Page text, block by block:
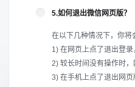
5.如何退出微信网页版？
在以下几种情况下，你将
1) 在网页上点了退出登录
2) 较长时间没有操作时
3) 在手机上点了退出网